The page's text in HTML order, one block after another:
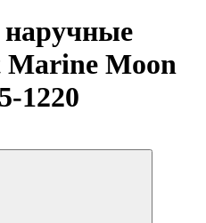
Moon
1220